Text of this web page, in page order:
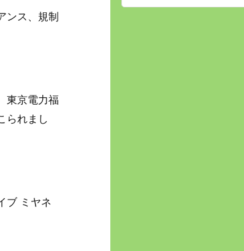
ンス、規制
東京電力福
られまし
ブ ミヤネ